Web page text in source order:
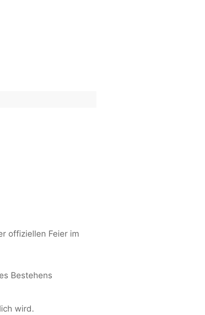
offiziellen Feier im
Bestehens
wird.